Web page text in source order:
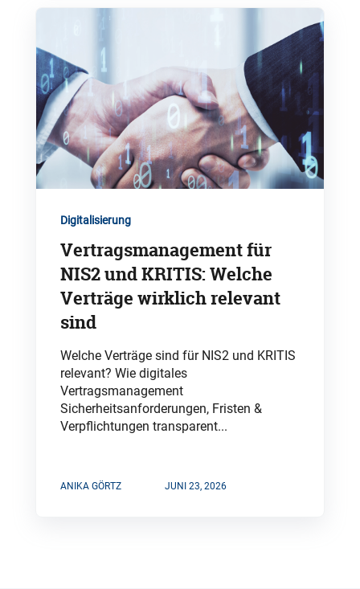
Digitalisierung
Vertragsmanagement für
NIS2 und KRITIS: Welche
Verträge wirklich relevant
sind
Welche Verträge sind für NIS2 und KRITIS
relevant? Wie digitales
Vertragsmanagement
Sicherheitsanforderungen, Fristen &
Verpflichtungen transparent...
ANIKA GÖRTZ JUNI 23, 2026